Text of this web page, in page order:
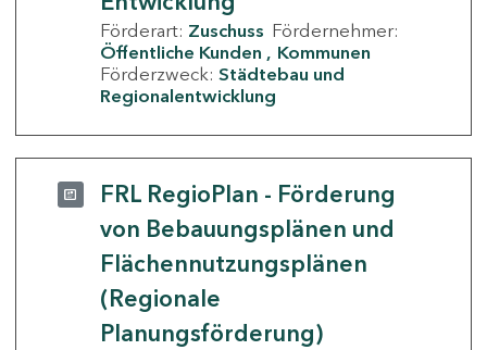
Förderart: Zuschuss Fördernehmer:
Öffentliche Kunden
Kommunen
Förderzweck: Städtebau und
Regionalentwicklung
FRL RegioPlan - Förderung
von Bebauungsplänen und
Flächennutzungsplänen
(Regionale
Planungsförderung)